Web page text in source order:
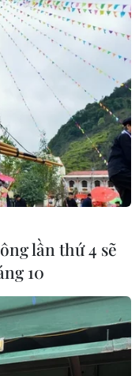
lần thứ 4 sẽ
10